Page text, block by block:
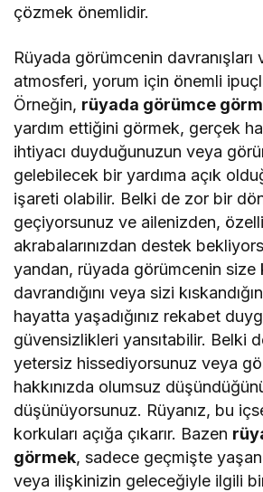
çözmek önemlidir.
Rüyada görümcenin davranışları
atmosferi, yorum için önemli
Örneğin, rüyada görümce
yardım ettiğini görmek, gerçek
ihtiyacı duyduğunuzun veya
gelebilecek bir yardıma açık
işareti olabilir. Belki de zor bir
geçiyorsunuz ve ailenizden,
akrabalarınızdan destek
yandan, rüyada görümcenin size
davrandığını veya sizi
hayatta yaşadığınız rekabet
güvensizlikleri yansıtabilir. Belki
yetersiz hissediyorsunuz veya
hakkınızda olumsuz
düşünüyorsunuz. Rüyanız, bu
korkuları açığa çıkarır. Bazen
görmek, sadece geçmişte
veya ilişkinizin geleceğiyle ilgili